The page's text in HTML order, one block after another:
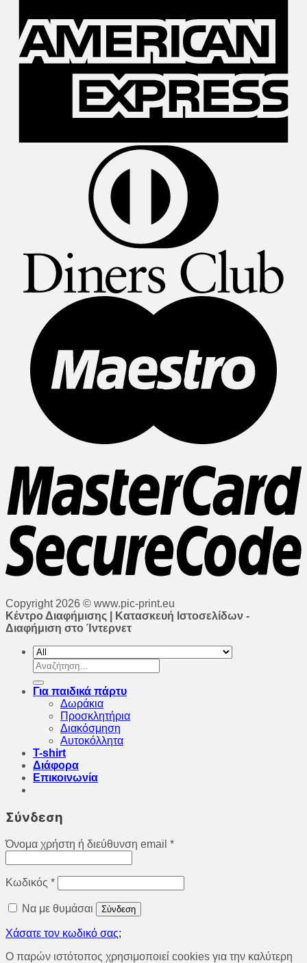
Copyright 2026 © www.pic-print.eu
Κέντρο Διαφήμισης | Κατασκευή Ιστοσελίδων -
Διαφήμιση στο Ίντερνετ
Αναζήτηση
για:
Για παιδικά πάρτυ
Δωράκια
Προσκλητήρια
Διακόσμηση
Αυτοκόλλητα
T-shirt
Διάφορα
Επικοινωνία
Σύνδεση
Όνομα χρήστη ή διεύθυνση email *
Κωδικός *
Να με θυμάσαι Σύνδεση
Χάσατε τον κωδικό σας;
O παρών ιστότοπος χρησιμοποιεί cookies για την καλύτερη